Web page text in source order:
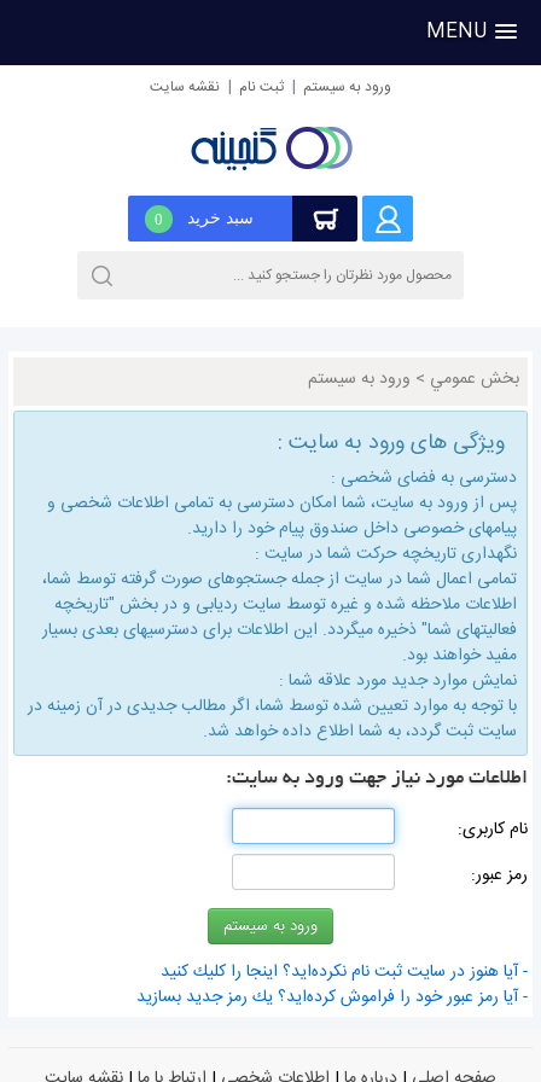
MENU
ورود به سیستم | ثبت نام | نقشه سایت
سبد خرید 0
بخش عمومي > ورود به سیستم
ویژگی های ورود به سایت :
دسترسی به فضای شخصی :
پس از ورود به سایت، شما امكان دسترسی به تمامی اطلاعات شخصی و
پیامهای خصوصی داخل صندوق پیام خود را دارید.
نگهداری تاریخچه حركت شما در سایت :
تمامی اعمال شما در سایت از جمله جستجوهای صورت گرفته توسط شما،
اطلاعات ملاحظه شده و غیره توسط سایت ردیابی و در بخش "تاریخچه
فعالیتهای شما" ذخیره میگردد. این اطلاعات برای دسترسیهای بعدی بسیار
مفید خواهند بود.
نمایش موارد جدید مورد علاقه شما :
با توجه به موارد تعیین شده توسط شما، اگر مطالب جدیدی در آن زمینه در
سایت ثبت گردد، به شما اطلاع داده خواهد شد.
اطلاعات مورد نیاز جهت ورود به سایت:
نام كاربری:
رمز عبور:
- آیا هنوز در سایت ثبت نام نكرده‌اید؟ اینجا را كلیك كنید
- آیا رمز عبور خود را فراموش كرده‌اید؟ یك رمز جدید بسازید